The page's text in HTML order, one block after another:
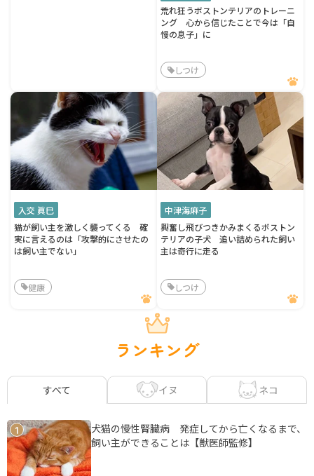
荒れ狂うボストンテリアのトレーニ
ング 心から信じたことで今は「自
慢の息子」に
しつけ
入交 眞巳
猫が飼い主を激しく襲ってくる 確
実に言えるのは「攻撃的にさせたの
は飼い主でない」
健康
中津海麻子
興奮し飛びつきかみまくるボストン
テリアの子犬 追い詰められた飼い
主は奇行に走る
しつけ
ランキング
すべて イヌ ネコ
1
犬猫の慢性腎臓病 発症してから亡くなるまで、
飼い主ができることは【獣医師監修】